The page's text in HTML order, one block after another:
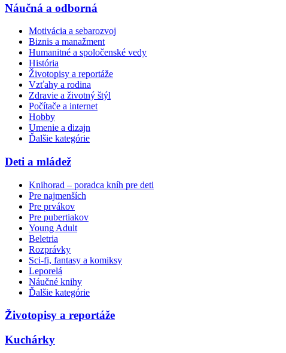
Náučná a odborná
Motivácia a sebarozvoj
Biznis a manažment
Humanitné a spoločenské vedy
História
Životopisy a reportáže
Vzťahy a rodina
Zdravie a životný štýl
Počítače a internet
Hobby
Umenie a dizajn
Ďalšie kategórie
Deti a mládež
Knihorad – poradca kníh pre deti
Pre najmenších
Pre prvákov
Pre pubertiakov
Young Adult
Beletria
Rozprávky
Sci-fi, fantasy a komiksy
Leporelá
Náučné knihy
Ďalšie kategórie
Životopisy a reportáže
Kuchárky